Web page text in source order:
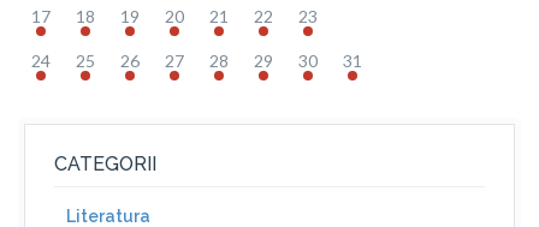
17 18 19 20 21 22 23
24 25 26 27 28 29 30 31
CATEGORII
Literatura